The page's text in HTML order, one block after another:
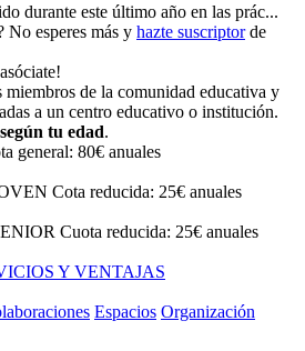
durante este último año en las prác...
No esperes más y hazte suscriptor de
miembros de la comunidad educativa y
a un centro educativo o institución.
tu edad.
general: 80€ anuales
Cota reducida: 25€ anuales
Cuota reducida: 25€ anuales
Y VENTAJAS
Espacios Organización